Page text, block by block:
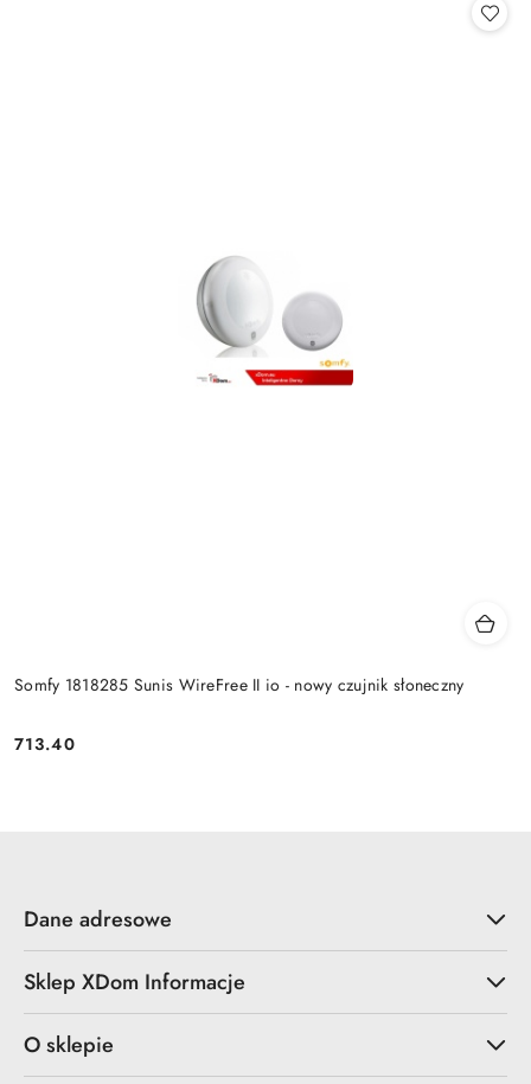
Somfy 1818285 Sunis WireFree II io - nowy czujnik słoneczny
Cena:
713.40
Dane adresowe
Sklep XDom Informacje
O sklepie